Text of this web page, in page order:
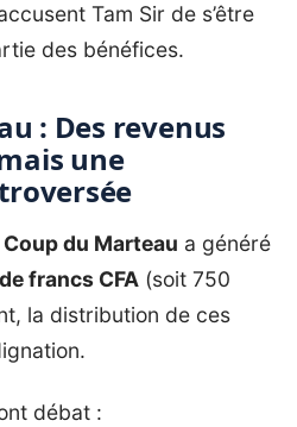
Tam Sir de s’être
des bénéfices.
: Des revenus
une
Coup du Marteau a généré
francs CFA (soit 750
la distribution de ces
débat :